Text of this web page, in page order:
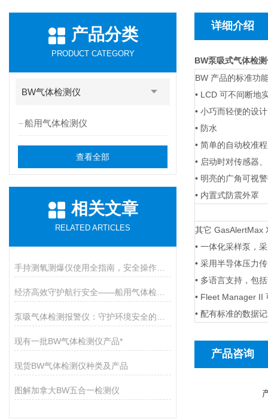
产品分类
PRODUCT CATEGORY
BW气体检测仪
船用气体检测仪
查看全部
相关文章
RELATED ARTICLES
现有一批BW气体检测仪产品*
现货BW气体检测仪种类及产品
图解加拿大BW五合一检测仪
详细介绍
BW泵吸式气体检
BW 产品的标准功
• LCD 可不间断地
• 小巧而轻便的设
• 防水
• 简单的自动校准
• 启动时对传感器
• 明亮的广角可视
• 内置式防震外罩
其它 GasAlertMax
• 一体化采样泵，
• 采用半导体压力
• 多语言支持，包
• Fleet Manager II
• 配有标准的数据
产品咨询